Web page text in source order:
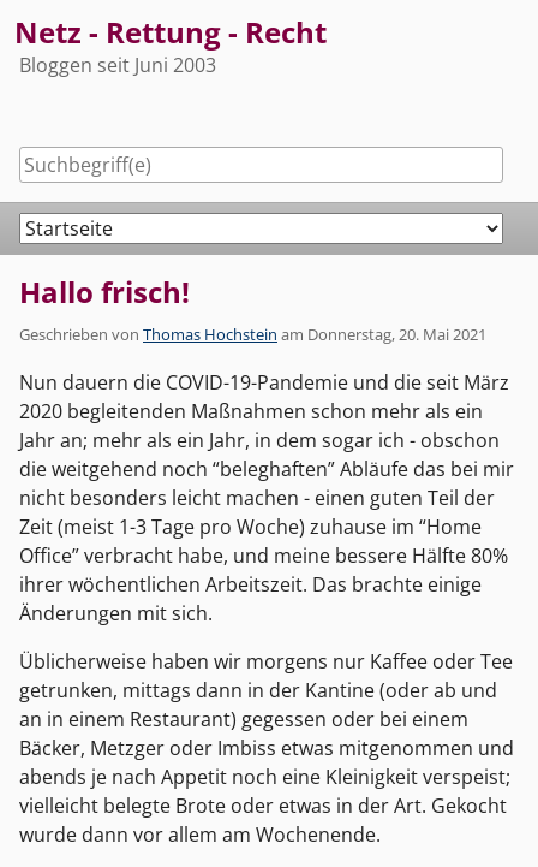
to
content
Netz - Rettung - Recht
Bloggen seit Juni 2003
Navigation
Hallo frisch!
Geschrieben von Thomas Hochstein am Donnerstag, 20. Mai 2021
Nun dauern die COVID-19-Pandemie und die seit März
2020 begleitenden Maßnahmen schon mehr als ein
Jahr an; mehr als ein Jahr, in dem sogar ich - obschon
die weitgehend noch “beleghaften” Abläufe das bei mir
nicht besonders leicht machen - einen guten Teil der
Zeit (meist 1-3 Tage pro Woche) zuhause im “Home
Office” verbracht habe, und meine bessere Hälfte 80%
ihrer wöchentlichen Arbeitszeit. Das brachte einige
Änderungen mit sich.
Üblicherweise haben wir morgens nur Kaffee oder Tee
getrunken, mittags dann in der Kantine (oder ab und
an in einem Restaurant) gegessen oder bei einem
Bäcker, Metzger oder Imbiss etwas mitgenommen und
abends je nach Appetit noch eine Kleinigkeit verspeist;
vielleicht belegte Brote oder etwas in der Art. Gekocht
wurde dann vor allem am Wochenende.